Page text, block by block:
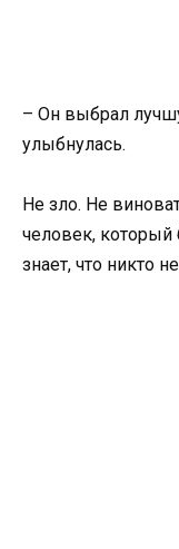
– Он выбрал
улыбнулась.
Не зло. Не
человек, который
знает, что никто